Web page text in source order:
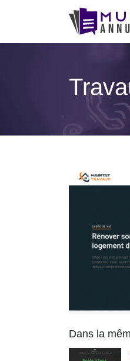
Dans la